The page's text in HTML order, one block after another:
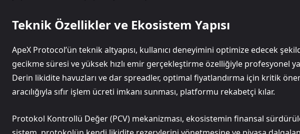
Teknik Özellikler ve Ekosistem Yapısı
ApeX Protocol’ün teknik altyapısı, kullanıcı deneyimini optimize edecek
gecikme süresi ve yüksek hızlı emir gerçekleştirme özelliğiyle profesyonel
Derin likidite havuzları ve dar spreadler, optimal fiyatlandırma için kritik
aracılığıyla sıfır işlem ücreti imkanı sunması, platformu rekabetçi kılar.
Protokol Kontrollü Değer (PCV) mekanizması, ekosistemin finansal